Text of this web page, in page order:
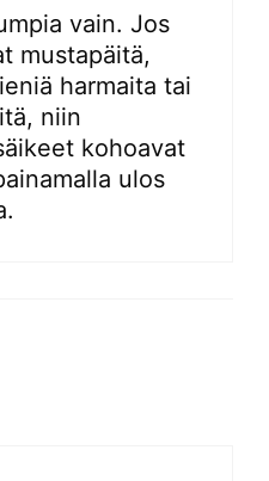
vain. Jos
mustapäitä,
harmaita tai
niin
kohoavat
ulos